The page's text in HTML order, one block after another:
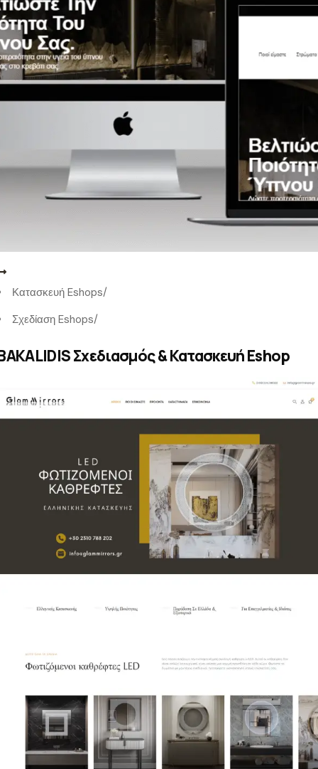
Κατασκευή Eshops/
Σχεδίαση Eshops/
Σχεδιασμός & Κατασκευή Eshop